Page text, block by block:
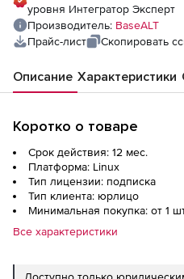
уровня Интегратор Эксперт
Производитель: BaseALT
Прайс-лист
Скопировать
Описание Характеристики
Коротко о товаре
Срок действия: 12 мес.
Платформа: Linux
Тип лицензии: подписка
Тип клиента: юрлицо
Минимальная покупка: от 1
Все характеристики